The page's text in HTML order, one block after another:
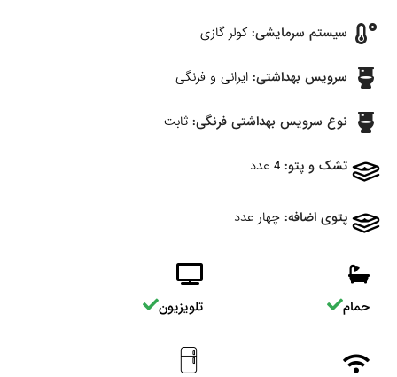
سیستم سرمایشی: کولر گازی
سرویس بهداشتی: ایرانی و فرنگی
نوع سرویس بهداشتی فرنگی: ثابت
تشک و پتو: 4 عدد
پتوی اضافه: چهار عدد
حمام تلویزیون